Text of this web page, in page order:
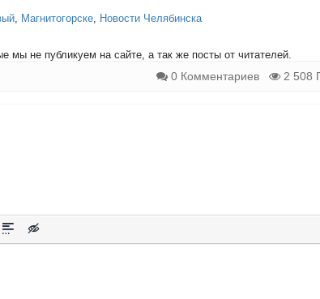
, Магнитогорске, Новости Челябинска
мы не публикуем на сайте, а так же посты от читателей.
0 Комментариев 2 508